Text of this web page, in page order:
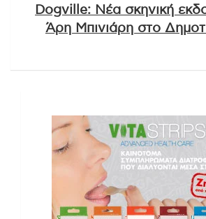
Dogville: Νέα σκηνική
Άρη Μπινιάρη στο